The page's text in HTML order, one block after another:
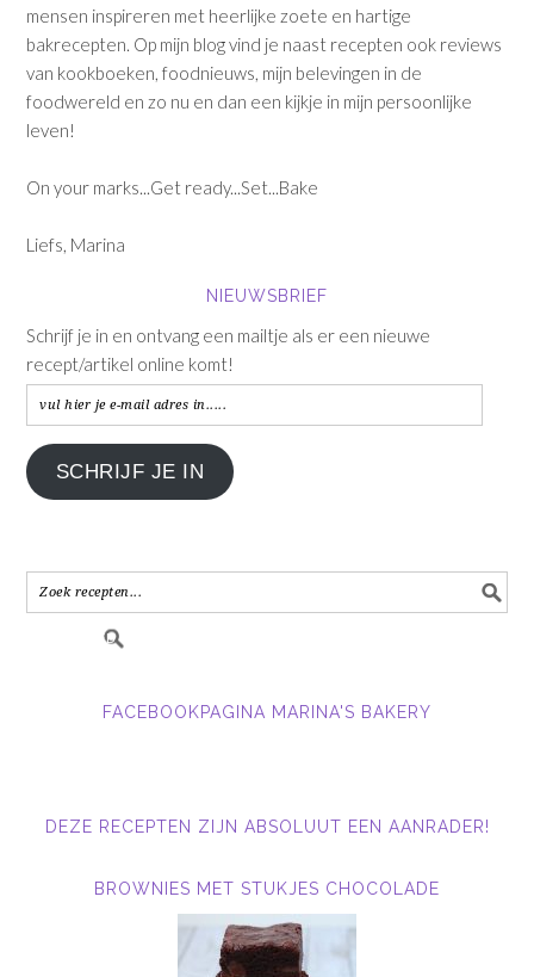
mensen inspireren met heerlijke zoete en hartige
bakrecepten. Op mijn blog vind je naast recepten ook reviews
van kookboeken, foodnieuws, mijn belevingen in de
foodwereld en zo nu en dan een kijkje in mijn persoonlijke
leven!
On your marks...Get ready...Set...Bake
Liefs, Marina
NIEUWSBRIEF
Schrijf je in en ontvang een mailtje als er een nieuwe
recept/artikel online komt!
vul
hier
je
e-
in.....
SCHRIJF JE IN
FACEBOOKPAGINA MARINA'S BAKERY
DEZE RECEPTEN ZIJN ABSOLUUT EEN AANRADER!
BROWNIES MET STUKJES CHOCOLADE